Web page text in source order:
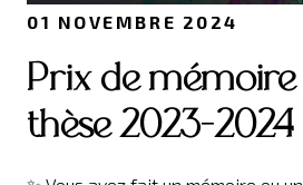
01 NOVEMBRE 2024
Prix de
thèse 2023-2024